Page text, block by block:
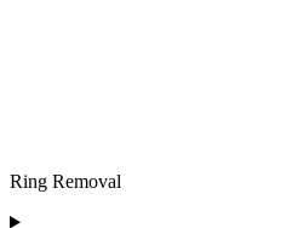
Ring Removal